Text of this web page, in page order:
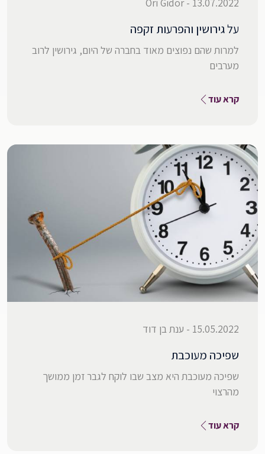
13.07.2022 - Ori Gidor
על גירושין והפרעות זקפה
למרות שהם נפוצים מאוד בחברה של היום, גירושין לרוב
מערבים
קרא עוד
15.05.2022 - ענת בן דוד
שפיכה מעוכבת
שפיכה מעוכבת היא מצב שבו לוקח לגבר זמן ממושך
מהרצוי
קרא עוד